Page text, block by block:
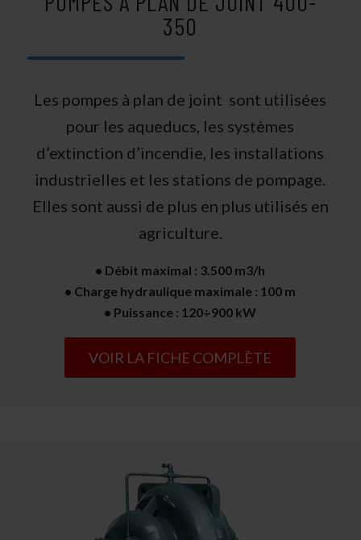
350
Les pompes à plan de joint sont utilisées
pour les aqueducs, les systèmes
d’extinction d’incendie, les installations
industrielles et les stations de pompage.
Elles sont aussi de plus en plus utilisés en
agriculture.
• Débit maximal : 3.500 m3/h
• Charge hydraulique maximale : 100 m
• Puissance : 120÷900 kW
VOIR LA FICHE COMPLÈTE